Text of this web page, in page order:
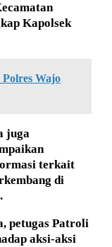
Kapolsek
Polres Wajo
juga
terkait
di
petugas Patroli
aksi-aksi